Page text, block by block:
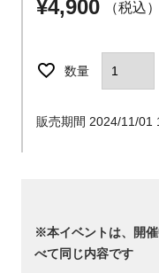
¥4,900 税込
販売期間 2024/11/01
※本イベントは、開
べて同じ内容です